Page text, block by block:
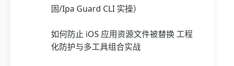
固/Ipa Guard CLI 实操）
如何防止 iOS 应用资源文件被替换 工程
化防护与多工具组合实战